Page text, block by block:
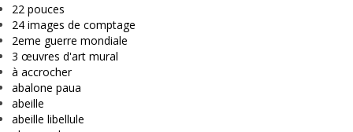
22 pouces
24 images de comptage
2eme guerre mondiale
3 œuvres d'art mural
à accrocher
abalone paua
abeille
abeille libellule